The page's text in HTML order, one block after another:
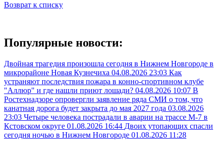
Возврат к списку
Популярные новости:
Двойная трагедия произошла сегодня в Нижнем Новгороде в
микрорайоне Новая Кузнечиха 04.08.2026 23:03 Как
устраняют последствия пожара в конно-спортивном клубе
"Аллюр" и где нашли приют лошади? 04.08.2026 10:07 В
Ростехнадзоре опровергли заявление ряда СМИ о том, что
канатная дорога будет закрыта до мая 2027 года 03.08.2026
23:03 Четыре человека пострадали в аварии на трассе М-7 в
Кстовском округе 01.08.2026 16:44 Двоих утопающих спасли
сегодня ночью в Нижнем Новгороде 01.08.2026 11:28